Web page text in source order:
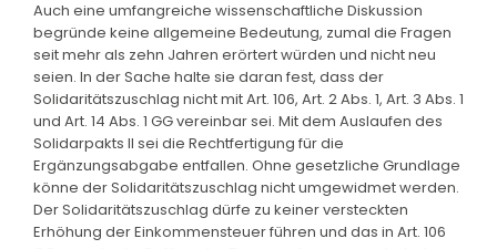
Auch eine umfangreiche wissenschaftliche Diskussion
begründe keine allgemeine Bedeutung, zumal die Fragen
seit mehr als zehn Jahren erörtert würden und nicht neu
seien. In der Sache halte sie daran fest, dass der
Solidaritätszuschlag nicht mit Art. 106, Art. 2 Abs. 1, Art. 3 Abs. 1
und Art. 14 Abs. 1 GG vereinbar sei. Mit dem Auslaufen des
Solidarpakts II sei die Rechtfertigung für die
Ergänzungsabgabe entfallen. Ohne gesetzliche Grundlage
könne der Solidaritätszuschlag nicht umgewidmet werden.
Der Solidaritätszuschlag dürfe zu keiner versteckten
Erhöhung der Einkommensteuer führen und das in Art. 106